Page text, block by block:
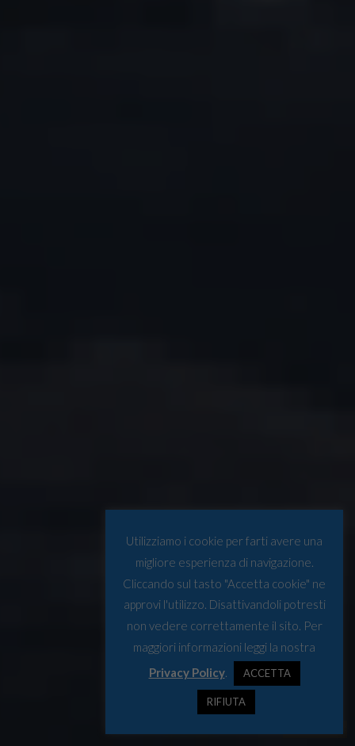
Utilizziamo i cookie per farti avere una
migliore esperienza di navigazione.
Cliccando sul tasto "Accetta cookie" ne
approvi l'utilizzo. Disattivandoli potresti
non vedere correttamente il sito. Per
maggiori informazioni leggi la nostra
Privacy Policy. ACCETTA
RIFIUTA